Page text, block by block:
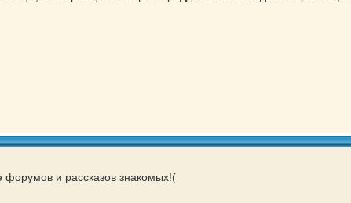
форумов и рассказов знакомых!(